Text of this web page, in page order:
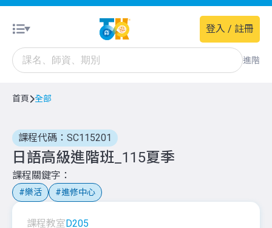
進階
登入 / 註冊
首頁 全部
課程代碼：SC115201
日語高級進階班_115夏季
課程關鍵字
樂活 進修中心
課程教室D205